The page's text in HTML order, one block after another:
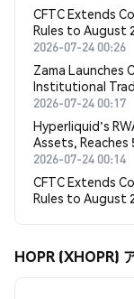
CFTC Extends
Rules to August
2026-07-24 00:26
Zama Launches
Institutional
2026-07-24 00:17
Hyperliquid's
Assets, Reaches
2026-07-24 00:14
CFTC Extends
Rules to August
HOPR (XHOPR)